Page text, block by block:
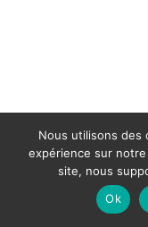
Nous utilisons des
expérience sur
site, nous
Ok